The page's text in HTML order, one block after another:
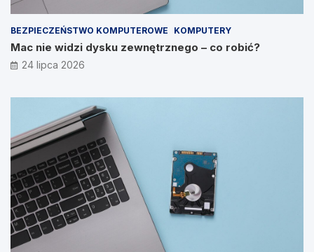
BEZPIECZEŃSTWO KOMPUTEROWE KOMPUTERY
Mac nie widzi dysku zewnętrznego – co robić?
24 lipca 2026